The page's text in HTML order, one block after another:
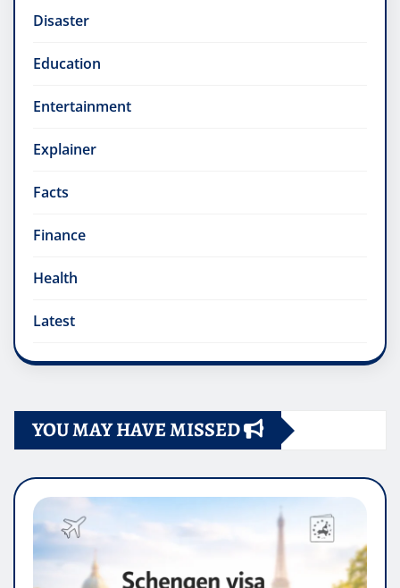
Disaster
Education
Entertainment
Explainer
Facts
Finance
Health
Latest
YOU MAY HAVE MISSED